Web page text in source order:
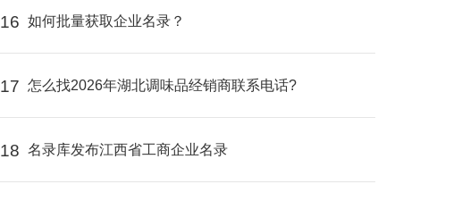
16 如何批量获取企业名录？
17 怎么找2026年湖北调味品经销商联系电话?
18 名录库发布江西省工商企业名录